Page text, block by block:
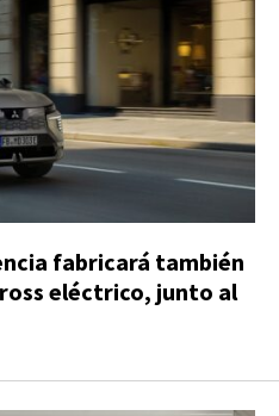
fabricará también
eléctrico, junto al